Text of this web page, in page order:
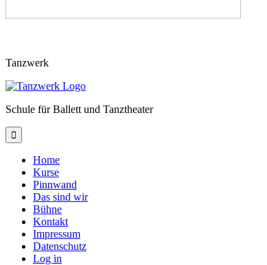
to
Tanzwerk
Schule für Ballett und Tanztheater

Home
Kurse
Pinnwand
Das sind wir
Bühne
Kontakt
Impressum
Datenschutz
Log in